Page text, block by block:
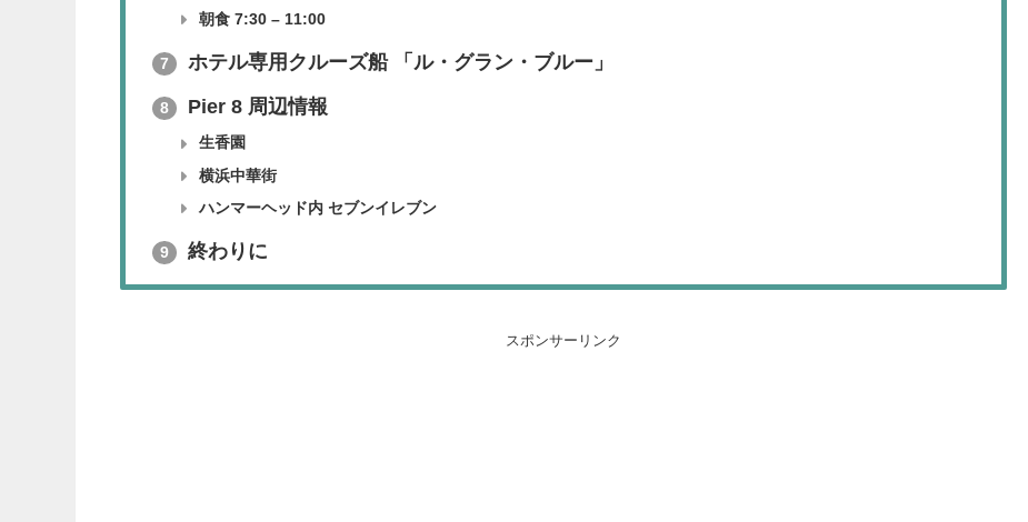
朝食 7:30 – 11:00
7 ホテル専用クルーズ船 「ル・グラン・ブルー」
8 Pier 8 周辺情報
生香園
横浜中華街
ハンマーヘッド内 セブンイレブン
9 終わりに
スポンサーリンク